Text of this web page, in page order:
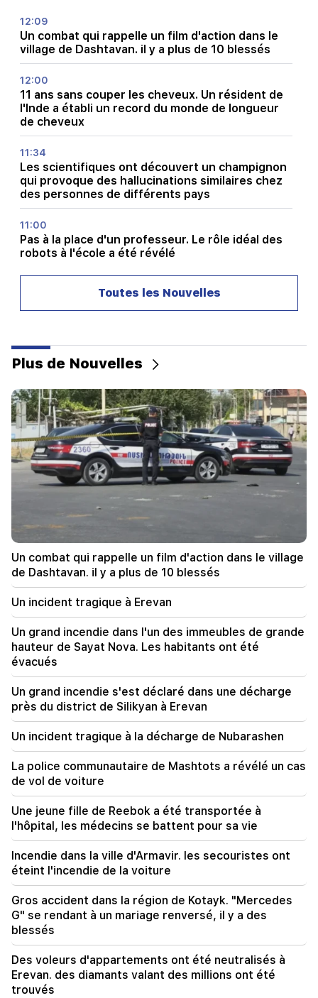
12:09
Un combat qui rappelle un film d'action dans le
village de Dashtavan. il y a plus de 10 blessés
12:00
11 ans sans couper les cheveux. Un résident de
l'Inde a établi un record du monde de longueur
de cheveux
11:34
Les scientifiques ont découvert un champignon
qui provoque des hallucinations similaires chez
des personnes de différents pays
11:00
Pas à la place d'un professeur. Le rôle idéal des
robots à l'école a été révélé
Les scientifiques ont découvert l'une des
caractéristiques clés du langage humain chez
10:00
Le spectacle le plus rare : un drone a filmé la
australiennes (vidéo)
01:49
Argam Abrahamyan a été détenu pendant deux
mois
00:17
De nombreuses adresses n’auront pas de gaz
pendant longtemps
23:50
Quel temps fera-t-il dans les prochains jours ?
Un incident tragique à Erevan
22:50
La situation de l’opposition n’est pas enviable.
devant eux se trouvent des démagogues
expérimentés (vidéo)
21:56
"Felon voulait un beignet de l'hôpital." Gor
Hakobyan a préparé de ses propres mains des
beignets pour son fils (vidéo)
21:19
TASS : des envoyés spéciaux américains
pourraient se rendre à Kiev et à Moscou dans
les 10 prochains jours
20:57
Les influenceurs seront condamnés à une
amende de 5 000 $ pour des publicités
politiques
20:38
Qui es-tu pour appeler le Catholicos du nom de
la piscine ? Amalyan (vidéo)
20:20
Toutes les Nouvelles
Plus de Nouvelles
Un combat qui rappelle un film d'action dans le village
de Dashtavan. il y a plus de 10 blessés
Un incident tragique à Erevan
Un grand incendie dans l'un des immeubles de grande
hauteur de Sayat Nova. Les habitants ont été
évacués
Un grand incendie s'est déclaré dans une décharge
près du district de Silikyan à Erevan
Un incident tragique à la décharge de Nubarashen
La police communautaire de Mashtots a révélé un cas
de vol de voiture
Une jeune fille de Reebok a été transportée à
l'hôpital, les médecins se battent pour sa vie
Incendie dans la ville d'Armavir. les secouristes ont
éteint l'incendie de la voiture
Gros accident dans la région de Kotayk. "Mercedes
G" se rendant à un mariage renversé, il y a des
blessés
Des voleurs d'appartements ont été neutralisés à
Erevan. des diamants valant des millions ont été
trouvés